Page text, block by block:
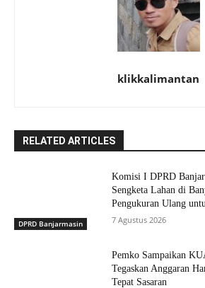
klikkalimantan
RELATED ARTICLES
DPRD Banjarmasin
Komisi I DPRD
Sengketa Lahan di
Pengukuran Ulang
7 Agustus 2026
Pemko Sampaikan
Tegaskan Anggaran
Tepat Sasaran